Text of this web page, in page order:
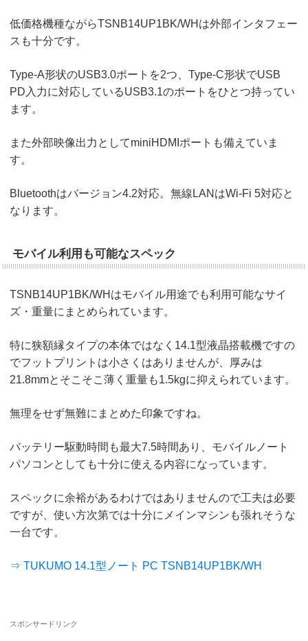
低価格機種ながらTSNB14UP1BK/WHは外部インタフェー
スも十分です。
Type-A形状のUSB3.0ポートを2つ、Type-C形状でUSB
PD入力に対応しているUSB3.1のポートをひとつ持ってい
ます。
また外部映像出力としてminiHDMIポートも備えていま
す。
Bluetoothはバージョン4.2対応。無線LANはWi-Fi 5対応と
なります。
モバイル利用も可能なスペック
TSNB14UP1BK/WHはモバイル用途でも利用可能なサイ
ズ・重量にまとめられています。
特に狭額縁タイプの本体ではなく14.1型液晶搭載機ですの
でフットプリントは小さくはありませんが、厚みは
21.8mmとそこそこ薄く重量も1.5kgに抑えられています。
無理をせず無難にまとめた印象ですね。
バッテリー駆動時間も最大7.5時間あり、モバイルノート
パソコンとしても十分に使える内容になっています。
スペックに余裕があるわけではありませんので工夫は必要
ですが、使い方次第では十分にメインマシンも張れそうな
一台です。
⇒ TUKUMO 14.1型ノート PC TSNB14UP1BK/WH
スポンサードリンク